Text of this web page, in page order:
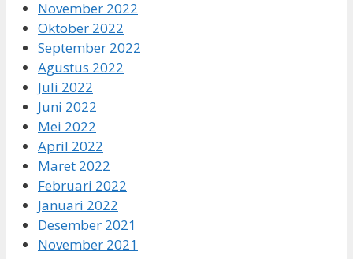
November 2022
Oktober 2022
September 2022
Agustus 2022
Juli 2022
Juni 2022
Mei 2022
April 2022
Maret 2022
Februari 2022
Januari 2022
Desember 2021
November 2021